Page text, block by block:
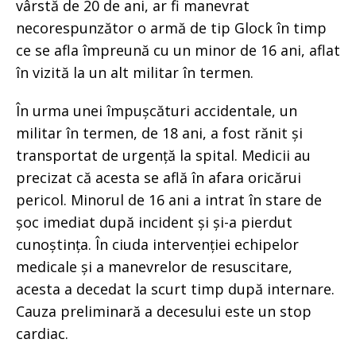
vârstă de 20 de ani, ar fi manevrat
necorespunzător o armă de tip Glock în timp
ce se afla împreună cu un minor de 16 ani, aflat
în vizită la un alt militar în termen.
În urma unei împușcături accidentale, un
militar în termen, de 18 ani, a fost rănit și
transportat de urgență la spital. Medicii au
precizat că acesta se află în afara oricărui
pericol. Minorul de 16 ani a intrat în stare de
șoc imediat după incident și și-a pierdut
cunoștința. În ciuda intervenției echipelor
medicale și a manevrelor de resuscitare,
acesta a decedat la scurt timp după internare.
Cauza preliminară a decesului este un stop
cardiac.